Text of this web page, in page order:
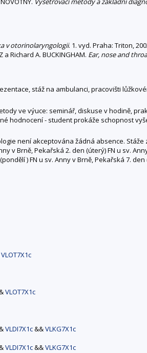
v otorinolaryngologii. 1. vyd. Praha: Triton,
a Richard A. BUCKINGHAM. Ear, nose and
stáž na ambulanci, pracovišti
ve výuce: seminář, diskuse v hodině,
hodnocení - student prokáže schopnost
není akceptována žádná absence. Stáže
v Brně, Pekařská 2. den (úterý) FN u sv.
) FN u sv. Anny v Brně, Pekařská 7.
VLOT7X1c
VLOT7X1c
VLDI7X1c&&VLKG7X1c
VLDI7X1c&&VLKG7X1c